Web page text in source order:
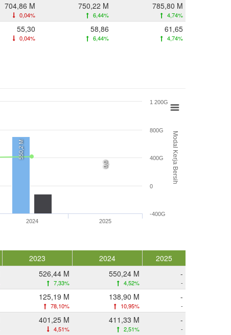
704,86 M
0,04%
750,22 M
6,44%
785,80 M
4,74%
55,30
0,04%
58,86
6,44%
61,65
4,74%
Modal Kerja Bersih
550,2 M
0,0
0,0
2024 2025
-400G
0
400G
800G
1 200G
2023 2024
2025
526,44 M
7,33%
550,24 M
4,52%
-
-
125,19 M
78,10%
138,90 M
10,95%
-
-
401,25 M
4,51%
411,33 M
2,51%
-
-